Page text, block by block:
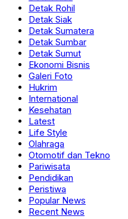
Detak Rohil
Detak Siak
Detak Sumatera
Detak Sumbar
Detak Sumut
Ekonomi Bisnis
Galeri Foto
Hukrim
International
Kesehatan
Latest
Life Style
Olahraga
Otomotif dan Tekno
Pariwisata
Pendidikan
Peristiwa
Popular News
Recent News